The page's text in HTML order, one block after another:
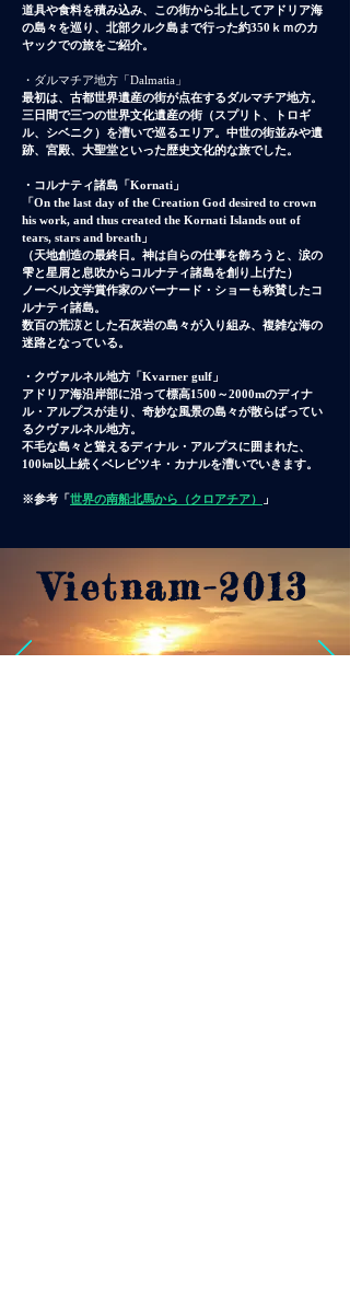
道具や食料を積み込み、この街から北上してアドリア海
の島々を巡り、北部クルク島まで行った約350ｋｍのカ
ヤックでの旅をご紹介。
・ダルマチア地方「Dalmatia」
最初は、古都世界遺産の街が点在するダルマチア地方。
三日間で三つの世界文化遺産の街（スプリト、トロギ
ル、シベニク）を漕いで巡るエリア。 中世の街並みや遺
跡、宮殿、大聖堂といった歴史文化的な旅でした。
・コルナティ諸島「Kornati」
「On the last day of the Creation God desired to crown
his work, and thus created the Kornati Islands out of
tears, stars and breath」
（天地創造の最終日。 神は自らの仕事を飾ろうと、涙の
雫と星屑と息吹からコルナティ諸島を創り上げた）
ノーベル文学賞作家のバーナード・ショーも称賛したコ
ルナティ諸島。
数百の荒涼とした石灰岩の島々が入り組み、複雑な海の
迷路となっている。
・クヴァルネル地方「Kvarner gulf」
アドリア海沿岸部に沿って標高1500～2000mのディナ
ル・アルプスが走り、奇妙な風景の島々が散らばってい
るクヴァルネル地方。
不毛な島々と聳えるディナル・アルプスに囲まれた、
100㎞以上続くベレビツキ・カナルを漕いでいきます。
※参考「世界の南船北馬から（クロアチア） 」
​Vietnam-2013